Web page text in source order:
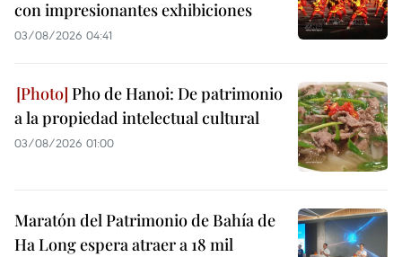
con impresionantes exhibiciones
03/08/2026 04:41
Pho de Hanoi: De patrimonio
a la propiedad intelectual cultural
03/08/2026 01:00
Maratón del Patrimonio de Bahía de
Ha Long espera atraer a 18 mil